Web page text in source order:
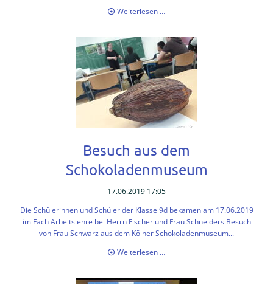
Weiterlesen …
werden.
Besuch aus dem
Schokoladenmuseum
17.06.2019 17:05
Die Schülerinnen und Schüler der Klasse 9d bekamen am 17.06.2019
im Fach Arbeitslehre bei Herrn Fischer und Frau Schneiders Besuch
von Frau Schwarz aus dem Kölner Schokoladenmuseum...
Weiterlesen …